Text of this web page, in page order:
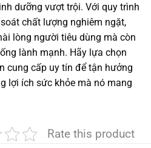
dưỡng vượt trội. Với quy trình
chất lượng nghiêm ngặt,
lòng người tiêu dùng mà còn
lành mạnh. Hãy lựa chọn
cung cấp uy tín để tận hưởng
lợi ích sức khỏe mà nó mang
Rate this product